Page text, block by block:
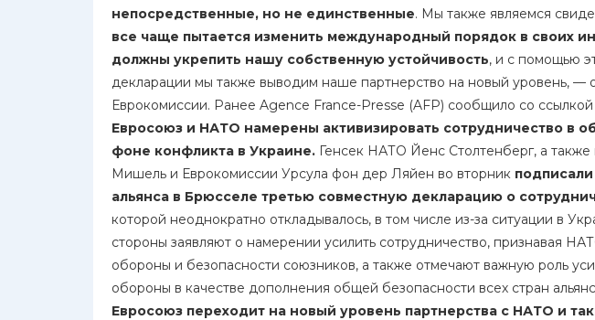
непосредственные, но не единственные. Мы также являемся
все чаще пытается изменить международный порядок в своих
должны укрепить нашу собственную устойчивость, и с помощью
декларации мы также выводим наше партнерство на новый уровень, —
Еврокомиссии. Ранее Agence France-Presse (AFP) сообщило со
Евросоюз и НАТО намерены активизировать сотрудничество в
фоне конфликта в Украине. Генсек НАТО Йенс Столтенберг, а
Мишель и Еврокомиссии Урсула фон дер Ляйен во вторник
альянса в Брюсселе третью совместную декларацию о
которой неоднократно откладывалось, в том числе из-за ситуации в
стороны заявляют о намерении усилить сотрудничество, признавая
обороны и безопасности союзников, а также отмечают важную роль
обороны в качестве дополнения общей безопасности всех стран
Евросоюз переходит на новый уровень партнерства с НАТО и